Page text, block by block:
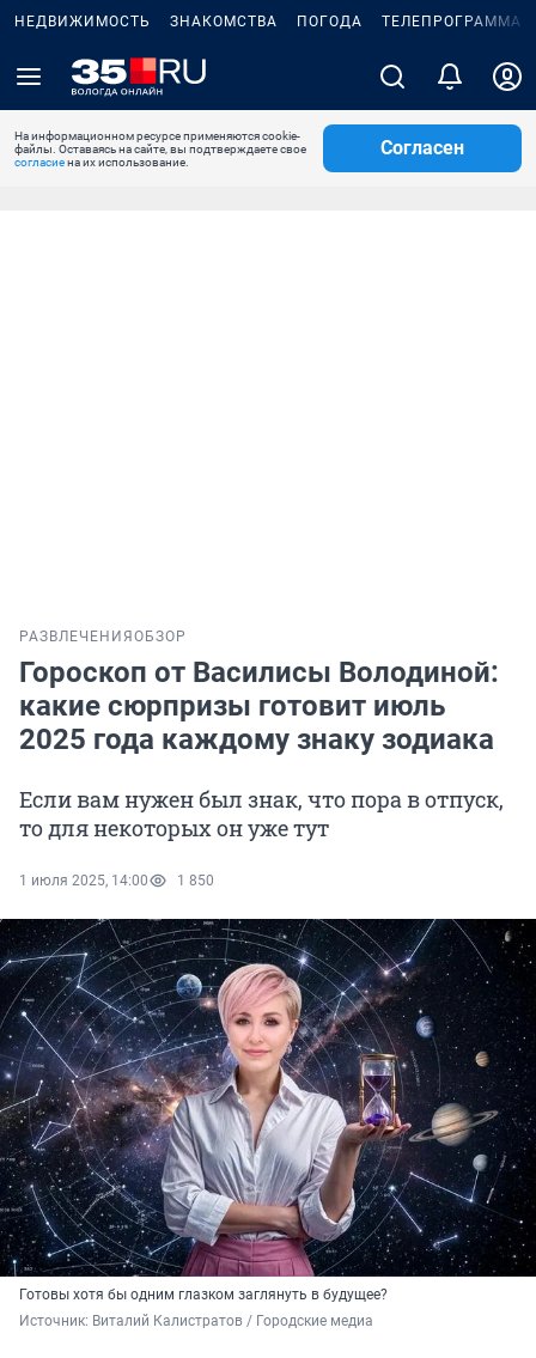
НЕДВИЖИМОСТЬ ЗНАКОМСТВА ПОГОДА ТЕЛЕПРОГРАММА
На информационном ресурсе применяются cookie-
файлы. Оставаясь на сайте, вы подтверждаете свое
согласиена их использование.
Согласен
РАЗВЛЕЧЕНИЯ ОБЗОР
Гороскоп от Василисы Володиной:
какие сюрпризы готовит июль
2025 года каждому знаку зодиака
Если вам нужен был знак, что пора в отпуск,
то для некоторых он уже тут
1 июля 2025, 14:00 1 850
Готовы хотя бы одним глазком заглянуть в будущее?
Источник: Виталий Калистратов / Городские медиа